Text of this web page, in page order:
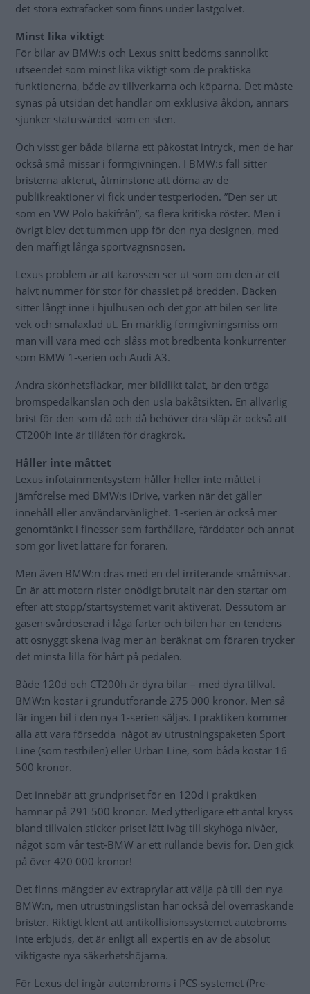
det stora extrafacket som finns under lastgolvet.
Minst lika viktigt
För bilar av BMW:s och Lexus snitt bedöms sannolikt
utseendet som minst lika viktigt som de praktiska
funktionerna, både av tillverkarna och köparna. Det måste
synas på utsidan det handlar om exklusiva åkdon, annars
sjunker statusvärdet som en sten.
Och visst ger båda bilarna ett påkostat intryck, men de har
också små missar i formgivningen. I BMW:s fall sitter
bristerna akterut, åtminstone att döma av de
publikreaktioner vi fick under testperioden. ”Den ser ut
som en VW Polo bakifrån”, sa flera kritiska röster. Men i
övrigt blev det tummen upp för den nya designen, med
den maffigt långa sportvagnsnosen.
Lexus problem är att karossen ser ut som om den är ett
halvt nummer för stor för chassiet på bredden. Däcken
sitter långt inne i hjulhusen och det gör att bilen ser lite
vek och smalaxlad ut. En märklig formgivningsmiss om
man vill vara med och slåss mot bredbenta konkurrenter
som BMW 1-serien och Audi A3.
Andra skönhetsfläckar, mer bildlikt talat, är den tröga
bromspedalkänslan och den usla bakåtsikten. En allvarlig
brist för den som då och då behöver dra släp är också att
CT200h inte är tillåten för dragkrok.
Håller inte måttet
Lexus infotainmentsystem håller heller inte måttet i
jämförelse med BMW:s iDrive, varken när det gäller
innehåll eller användarvänlighet. 1-serien är också mer
genomtänkt i finesser som farthållare, färddator och annat
som gör livet lättare för föraren.
Men även BMW:n dras med en del irriterande småmissar.
En är att motorn rister onödigt brutalt när den startar om
efter att stopp/startsystemet varit aktiverat. Dessutom är
gasen svårdoserad i låga farter och bilen har en tendens
att osnyggt skena iväg mer än beräknat om föraren trycker
det minsta lilla för hårt på pedalen.
Både 120d och CT200h är dyra bilar – med dyra tillval.
BMW:n kostar i grundutförande 275 000 kronor. Men så
lär ingen bil i den nya 1-serien säljas. I praktiken kommer
alla att vara försedda något av utrustningspaketen Sport
Line (som testbilen) eller Urban Line, som båda kostar 16
500 kronor.
Det innebär att grundpriset för en 120d i praktiken
hamnar på 291 500 kronor. Med ytterligare ett antal kryss
bland tillvalen sticker priset lätt iväg till skyhöga nivåer,
något som vår test-BMW är ett rullande bevis för. Den gick
på över 420 000 kronor!
Det finns mängder av extraprylar att välja på till den nya
BMW:n, men utrustningslistan har också del överraskande
brister. Riktigt klent att antikollisionssystemet autobroms
inte erbjuds, det är enligt all expertis en av de absolut
viktigaste nya säkerhetshöjarna.
För Lexus del ingår autombroms i PCS-systemet (Pre-